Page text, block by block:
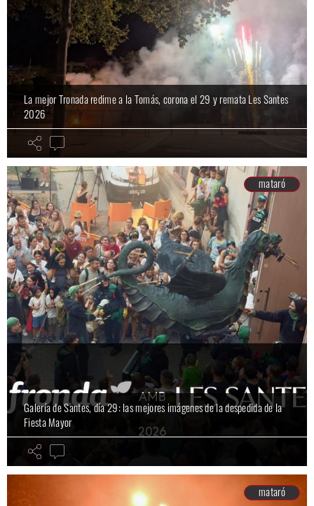
La mejor Tronada redime a la Tomás, corona el 29 y remata Les Santes
2026
mataró
Galería de Santes, día 29: las mejores imágenes de la despedida de la
Fiesta Mayor
mataró